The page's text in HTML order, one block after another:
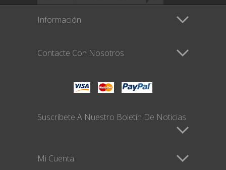
Información
Contacte Con Nosotros
Suscríbete A Nuestro Boletín De Noticias
Mi Cuenta